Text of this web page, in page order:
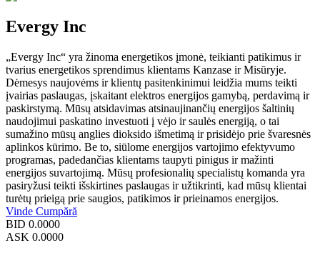
Evergy Inc
„Evergy Inc“ yra žinoma energetikos įmonė, teikianti patikimus ir
tvarius energetikos sprendimus klientams Kanzase ir Misūryje.
Dėmesys naujovėms ir klientų pasitenkinimui leidžia mums teikti
įvairias paslaugas, įskaitant elektros energijos gamybą, perdavimą ir
paskirstymą. Mūsų atsidavimas atsinaujinančių energijos šaltinių
naudojimui paskatino investuoti į vėjo ir saulės energiją, o tai
sumažino mūsų anglies dioksido išmetimą ir prisidėjo prie švaresnės
aplinkos kūrimo. Be to, siūlome energijos vartojimo efektyvumo
programas, padedančias klientams taupyti pinigus ir mažinti
energijos suvartojimą. Mūsų profesionalių specialistų komanda yra
pasiryžusi teikti išskirtines paslaugas ir užtikrinti, kad mūsų klientai
turėtų prieigą prie saugios, patikimos ir prieinamos energijos.
Vinde Cumpără
BID 0.0000
ASK 0.0000